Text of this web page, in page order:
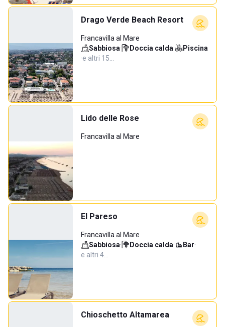
Drago Verde Beach Resort
Francavilla al Mare
Sabbiosa· Doccia calda·
Piscina
·e altri 15…
Lido delle Rose
Francavilla al Mare
El Pareso
Francavilla al Mare
Sabbiosa· Doccia calda· Bar·
e altri 4…
Chioschetto Altamarea